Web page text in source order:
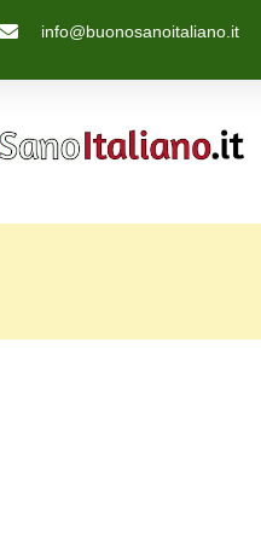
info@buonosanoitaliano.it